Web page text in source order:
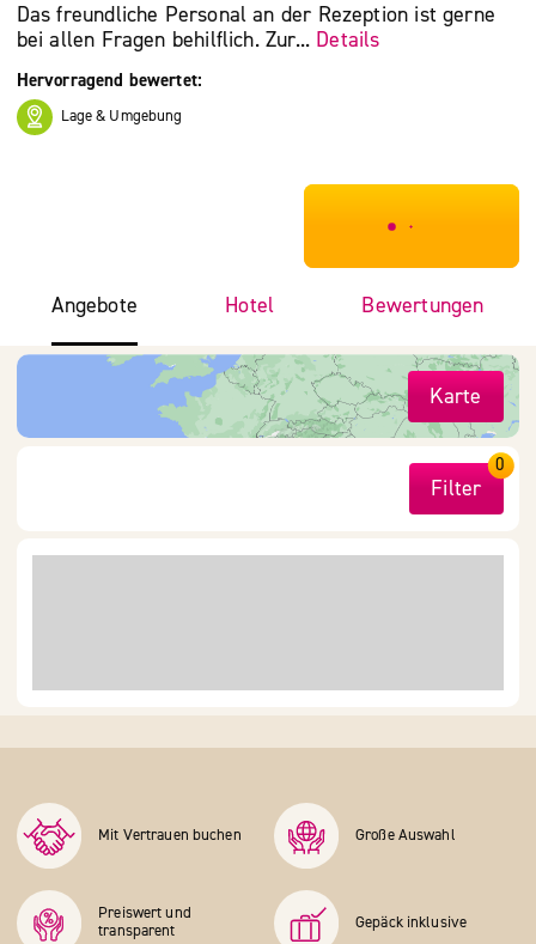
Das freundliche Personal an der Rezeption ist gerne
bei allen Fragen behilflich. Zur... Details
Hervorragend bewertet:
Lage & Umgebung
***************
Angebote Hotel Bewertungen
Karte
Filter
0
Mit Vertrauen buchen Große Auswahl
Preiswert und
transparent
Gepäck inklusive